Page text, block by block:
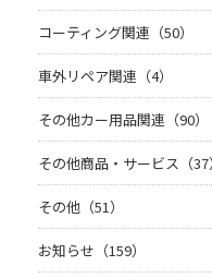
コーティング関連（50）
車外リペア関連（4）
その他カー用品関連（90）
その他商品・サービス（37）
その他（51）
お知らせ（159）